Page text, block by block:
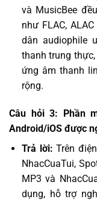
và MusicBee
như FLAC,
dân audiophile
thanh trung
ứng âm thanh
rộng.
Câu hỏi 3: Phần
Android/iOS được
Trả lời:Trên
NhacCuaTui,
MP3 và
dụng, hỗ trợ